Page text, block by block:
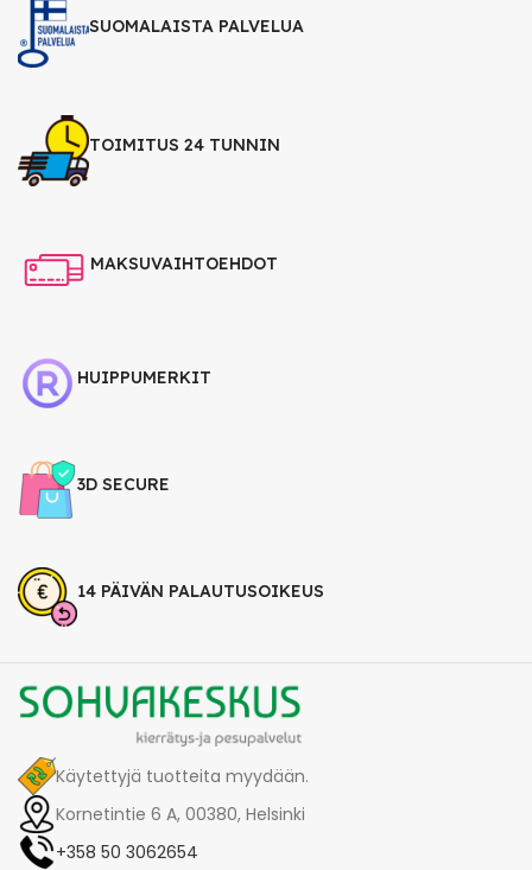
SUOMALAISTA PALVELUA
TOIMITUS 24 TUNNIN
MAKSUVAIHTOEHDOT
HUIPPUMERKIT
3D SECURE
14 PÄIVÄN PALAUTUSOIKEUS
Käytettyjä tuotteita myydään.
Kornetintie 6 A, 00380, Helsinki
+358 50 3062654